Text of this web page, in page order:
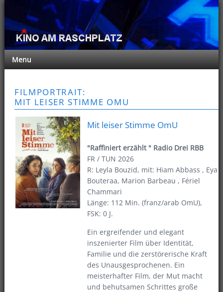
Menu
FILMPORTRAIT:
MIT LEISER STIMME OMU
Mit leiser Stimme OmU
"Raffiniert erzählt " Radio Drei RBB
FR / TUN 2026
R: Leyla Bouzid, mit: Hiam Abbass , Eya
Bouteraa, Marion Barbeau , Fériel
Chammari
Länge: 112 Min. (franz/arab OmU),
FSK: 0 J.
Ein ergreifender und elegant
inszenierter Film über Identität,
Familie und die zerstörerische Kraft
des Unausgesprochenen. Ein
meisterhafter Film, der Mut macht
und behutsamen Schrittes große